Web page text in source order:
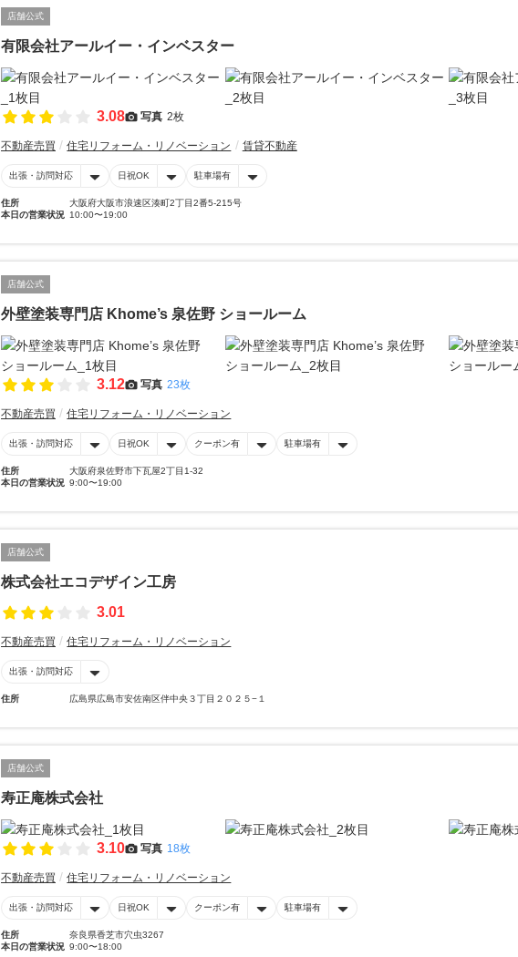
店舗公式
有限会社アールイー・インベスター
3.08 写真 2枚
不動産売買 住宅リフォーム・リノベーション 賃貸不動産
出張・訪問対応 日祝OK 駐車場有
住所
大阪府大阪市浪速区湊町2丁目2番5-215号
本日の営業状況 10:00〜19:00
店舗公式
外壁塗装専門店 Khome’s 泉佐野 ショールーム
3.12 写真 23枚
不動産売買 住宅リフォーム・リノベーション
出張・訪問対応 日祝OK クーポン有 駐車場有
住所
大阪府泉佐野市下瓦屋2丁目1-32
本日の営業状況 9:00〜19:00
店舗公式
株式会社エコデザイン工房
3.01
不動産売買 住宅リフォーム・リノベーション
出張・訪問対応
住所 広島県広島市安佐南区伴中央３丁目２０２５−１
店舗公式
寿正庵株式会社
3.10 写真 18枚
不動産売買 住宅リフォーム・リノベーション
出張・訪問対応 日祝OK クーポン有 駐車場有
住所
奈良県香芝市穴虫3267
本日の営業状況 9:00〜18:00